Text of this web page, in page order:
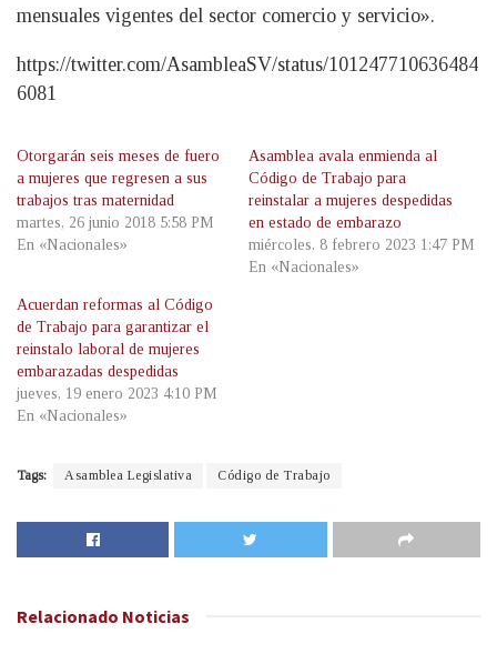
mensuales vigentes del sector comercio y servicio».
https://twitter.com/AsambleaSV/status/101247710636484
6081
Otorgarán seis meses de fuero
a mujeres que regresen a sus
trabajos tras maternidad
martes, 26 junio 2018 5:58 PM
En «Nacionales»
Asamblea avala enmienda al
Código de Trabajo para
reinstalar a mujeres despedidas
en estado de embarazo
miércoles, 8 febrero 2023 1:47 PM
En «Nacionales»
Acuerdan reformas al Código
de Trabajo para garantizar el
reinstalo laboral de mujeres
embarazadas despedidas
jueves, 19 enero 2023 4:10 PM
En «Nacionales»
Tags: Asamblea Legislativa Código de Trabajo
Relacionado Noticias